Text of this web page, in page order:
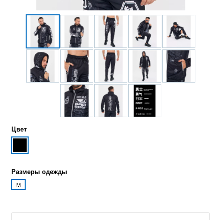
Цвет
Размеры одежды
M